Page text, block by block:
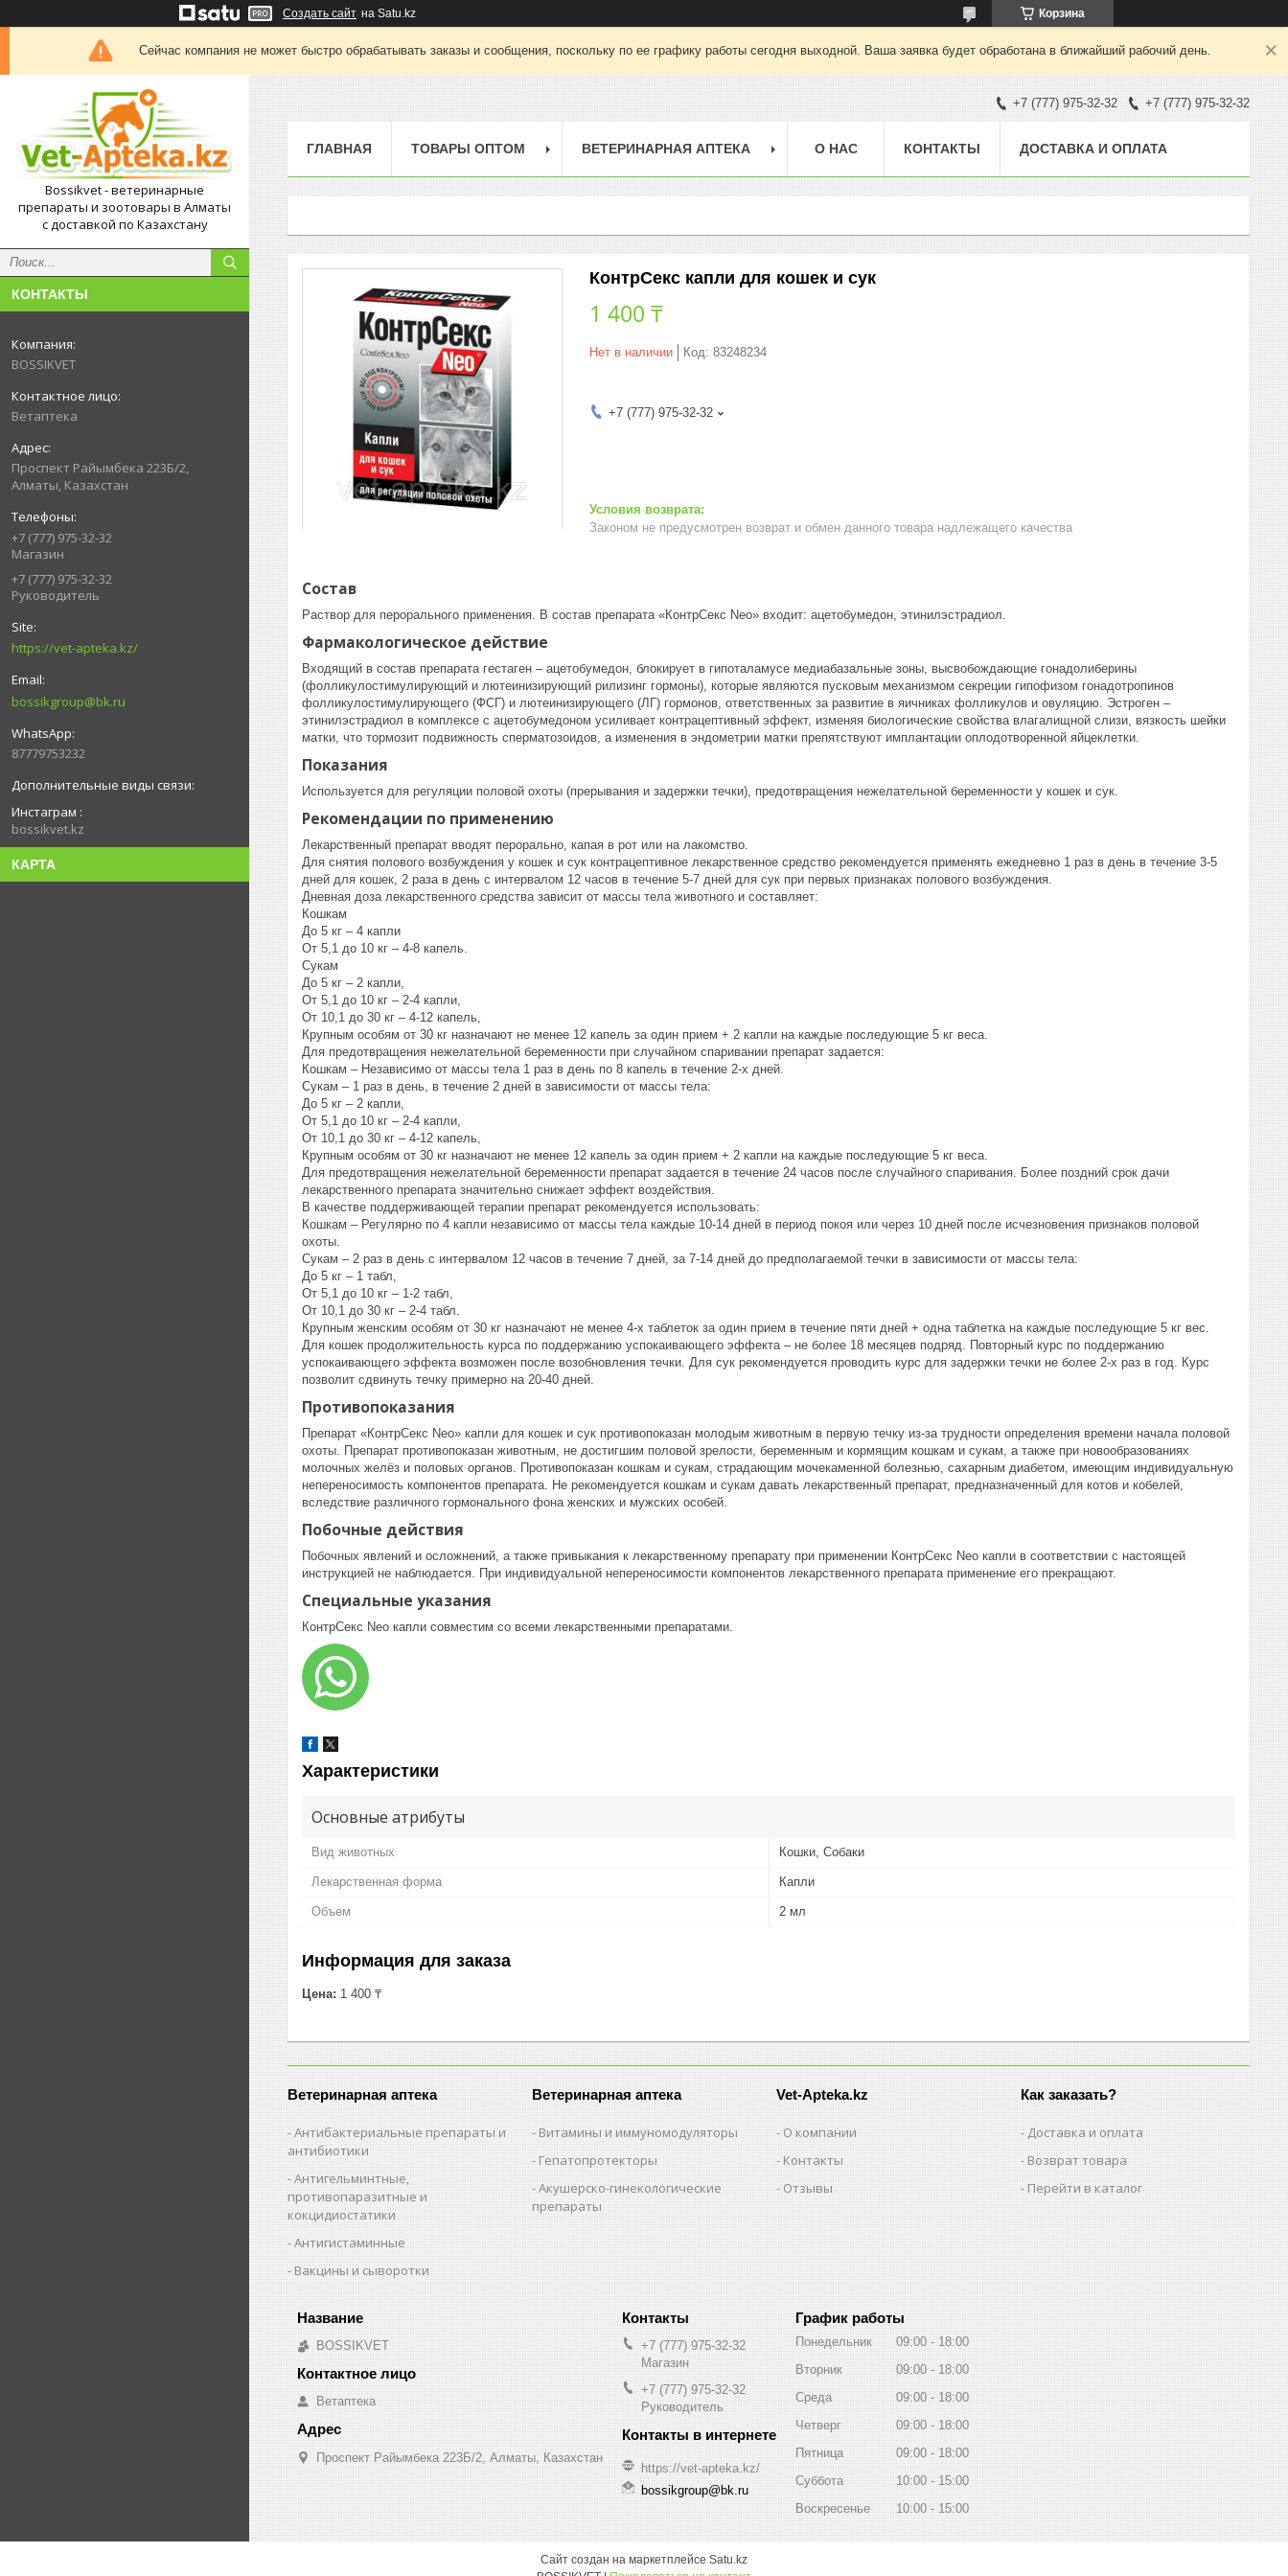
Создать сайт на Satu.kz Корзина
Сейчас компания не может быстро обрабатывать заказы и сообщения, поскольку по ее графику работы сегодня выходной. Ваша заявка будет обработана в ближайший рабочий день.
Bossikvet - ветеринарные
препараты и зоотовары в Алматы
с доставкой по Казахстану
КОНТАКТЫ
BOSSIKVET
Ветаптека
Проспект Райымбека 223Б/2,
Алматы, Казахстан
+7 (777) 975-32-32
Магазин
+7 (777) 975-32-32
Руководитель
https://vet-apteka.kz/
bossikgroup@bk.ru
87779753232
Инстаграм
bossikvet.kz
КАРТА
+7 (777) 975-32-32 +7 (777) 975-32-32
ГЛАВНАЯ ТОВАРЫ ОПТОМ ВЕТЕРИНАРНАЯ АПТЕКА О НАС КОНТАКТЫ ДОСТАВКА И ОПЛАТА
КонтрСекс капли для кошек и сук
1 400 ₸
Нет в наличии Код: 83248234
+7 (777) 975-32-32
Законом не предусмотрен возврат и обмен данного товара надлежащего качества
Состав
Раствор для перорального применения. В состав препарата «КонтрСекс Neo» входит: ацетобумедон, этинилэстрадиол.
Фармакологическое действие
Входящий в состав препарата гестаген – ацетобумедон, блокирует в гипоталамусе медиабазальные зоны, высвобождающие гонадолиберины
(фолликулостимулирующий и лютеинизирующий рилизинг гормоны), которые являются пусковым механизмом секреции гипофизом гонадотропинов
фолликулостимулирующего (ФСГ) и лютеинизирующего (ЛГ) гормонов, ответственных за развитие в яичниках фолликулов и овуляцию. Эстроген –
этинилэстрадиол в комплексе с ацетобумедоном усиливает контрацептивный эффект, изменяя биологические свойства влагалищной слизи, вязкость шейки
матки, что тормозит подвижность сперматозоидов, а изменения в эндометрии матки препятствуют имплантации оплодотворенной яйцеклетки.
Показания
Используется для регуляции половой охоты (прерывания и задержки течки), предотвращения нежелательной беременности у кошек и сук.
Рекомендации по применению
Лекарственный препарат вводят перорально, капая в рот или на лакомство.
Для снятия полового возбуждения у кошек и сук контрацептивное лекарственное средство рекомендуется применять ежедневно 1 раз в день в течение 3-5
дней для кошек, 2 раза в день с интервалом 12 часов в течение 5-7 дней для сук при первых признаках полового возбуждения.
Дневная доза лекарственного средства зависит от массы тела животного и составляет:
Кошкам
До 5 кг – 4 капли
От 5,1 до 10 кг – 4-8 капель.
Сукам
До 5 кг – 2 капли,
От 5,1 до 10 кг – 2-4 капли,
От 10,1 до 30 кг – 4-12 капель,
Крупным особям от 30 кг назначают не менее 12 капель за один прием + 2 капли на каждые последующие 5 кг веса.
Для предотвращения нежелательной беременности при случайном спаривании препарат задается:
Кошкам – Независимо от массы тела 1 раз в день по 8 капель в течение 2-х дней.
Сукам – 1 раз в день, в течение 2 дней в зависимости от массы тела:
До 5 кг – 2 капли,
От 5,1 до 10 кг – 2-4 капли,
От 10,1 до 30 кг – 4-12 капель,
Крупным особям от 30 кг назначают не менее 12 капель за один прием + 2 капли на каждые последующие 5 кг веса.
Для предотвращения нежелательной беременности препарат задается в течение 24 часов после случайного спаривания. Более поздний срок дачи
лекарственного препарата значительно снижает эффект воздействия.
В качестве поддерживающей терапии препарат рекомендуется использовать:
Кошкам – Регулярно по 4 капли независимо от массы тела каждые 10-14 дней в период покоя или через 10 дней после исчезновения признаков половой
охоты.
Сукам – 2 раз в день с интервалом 12 часов в течение 7 дней, за 7-14 дней до предполагаемой течки в зависимости от массы тела:
До 5 кг – 1 табл,
От 5,1 до 10 кг – 1-2 табл,
От 10,1 до 30 кг – 2-4 табл.
Крупным женским особям от 30 кг назначают не менее 4-х таблеток за один прием в течение пяти дней + одна таблетка на каждые последующие 5 кг вес.
Для кошек продолжительность курса по поддержанию успокаивающего эффекта – не более 18 месяцев подряд. Повторный курс по поддержанию
успокаивающего эффекта возможен после возобновления течки. Для сук рекомендуется проводить курс для задержки течки не более 2-х раз в год. Курс
позволит сдвинуть течку примерно на 20-40 дней.
Противопоказания
Препарат «КонтрСекс Neo» капли для кошек и сук противопоказан молодым животным в первую течку из-за трудности определения времени начала половой
охоты. Препарат противопоказан животным, не достигшим половой зрелости, беременным и кормящим кошкам и сукам, а также при новообразованиях
молочных желёз и половых органов. Противопоказан кошкам и сукам, страдающим мочекаменной болезнью, сахарным диабетом, имеющим индивидуальную
непереносимость компонентов препарата. Не рекомендуется кошкам и сукам давать лекарственный препарат, предназначенный для котов и кобелей,
вследствие различного гормонального фона женских и мужских особей.
Побочные действия
Побочных явлений и осложнений, а также привыкания к лекарственному препарату при применении КонтрСекс Neo капли в соответствии с настоящей
инструкцией не наблюдается. При индивидуальной непереносимости компонентов лекарственного препарата применение его прекращают.
Специальные указания
КонтрСекс Neo капли совместим со всеми лекарственными препаратами.
Характеристики
Основные атрибуты
Вид животных Кошки, Собаки
Лекарственная форма Капли
Объем 2 мл
Информация для заказа
Цена: 1 400 ₸
Ветеринарная аптека
Антибактериальные препараты и
антибиотики
Антигельминтные,
противопаразитные и
кокцидиостатики
Антигистаминные
Вакцины и сыворотки
Ветеринарная аптека
Витамины и иммуномодуляторы
Гепатопротекторы
Акушерско-гинекологические
препараты
Vet-Apteka.kz
О компании
Контакты
Отзывы
Как заказать?
Доставка и оплата
Возврат товара
Перейти в каталог
BOSSIKVET
Ветаптека
Проспект Райымбека 223Б/2, Алматы, Казахстан
+7 (777) 975-32-32
Магазин
+7 (777) 975-32-32
Руководитель
https://vet-apteka.kz/
bossikgroup@bk.ru
График работы
Понедельник 09:00
18:00
Вторник
09:00
18:00
Среда
09:00
18:00
Четверг
09:00
18:00
Пятница
09:00
18:00
Суббота
10:00
15:00
Воскресенье
10:00 15:00
Сайт создан на маркетплейсе Satu.kz